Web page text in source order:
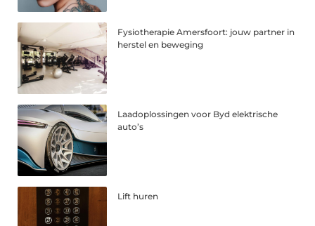
Fysiotherapie Amersfoort: jouw partner in
herstel en beweging
Laadoplossingen voor Byd elektrische
auto’s
Lift huren